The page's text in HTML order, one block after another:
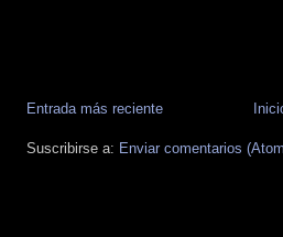
Entrada más reciente
Suscribirse a: Enviar comentarios